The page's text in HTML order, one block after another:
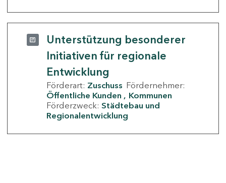
Unterstützung besonderer
Initiativen für regionale
Entwicklung
Förderart: Zuschuss Fördernehmer:
Öffentliche Kunden
Kommunen
Förderzweck: Städtebau und
Regionalentwicklung